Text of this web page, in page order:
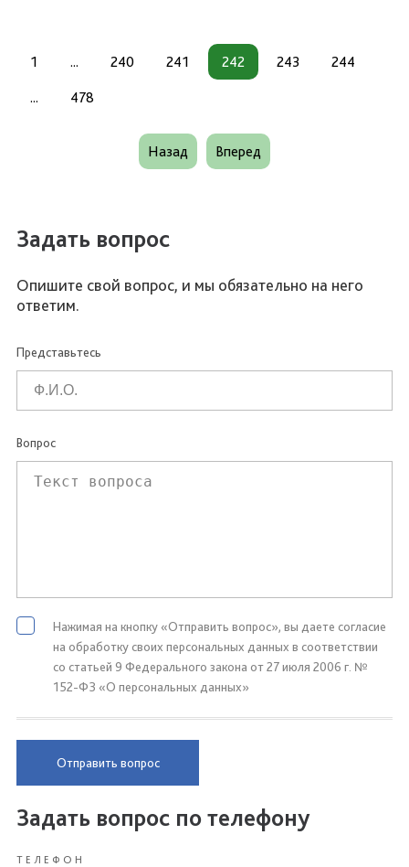
1 ... 240 241 242 243 244
... 478
Назад Вперед
Задать вопрос
Опишите свой вопрос, и мы обязательно на него
ответим.
Представьтесь
Вопрос
Нажимая на кнопку «Отправить вопрос», вы даете согласие
на обработку своих персональных данных в соответствии
со статьей 9 Федерального закона от 27 июля 2006 г. №
152-ФЗ «О персональных данных»
Отправить вопрос
Задать вопрос по телефону
ТЕЛЕФОН